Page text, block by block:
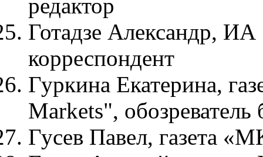
редактор
Готадзе Александр,
корреспондент
Гуркина Екатерина,
Markets", обозреватель
Гусев Павел, газета